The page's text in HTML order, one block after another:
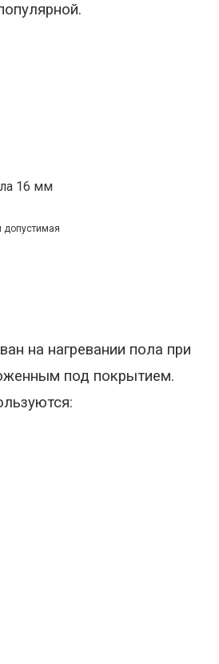
допустимая
на нагревании пола при
под покрытием.